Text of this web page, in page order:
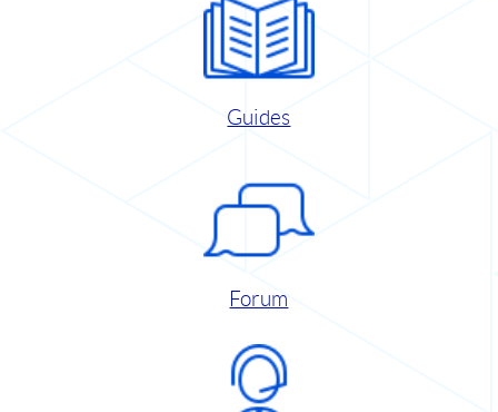
Guides
Forum